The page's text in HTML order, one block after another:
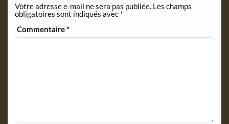
d
l
y
Votre adresse e-mail ne sera pas publiée. Les champs
obligatoires sont indiqués avec *
Commentaire*